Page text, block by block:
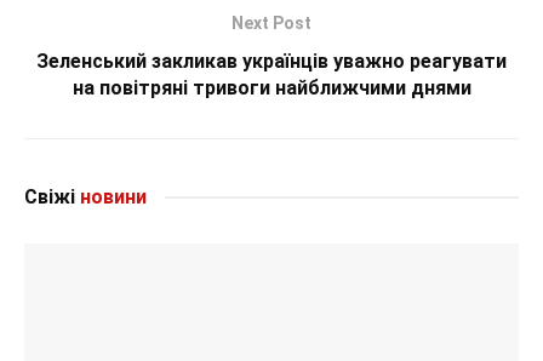
Next Post
Зеленський закликав українців уважно реагувати
на повітряні тривоги найближчими днями
Свіжі новини